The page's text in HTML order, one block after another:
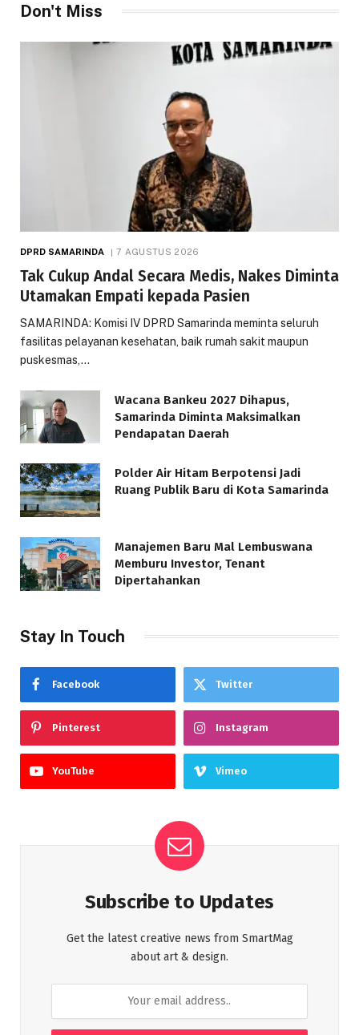
Don't Miss
DPRD SAMARINDA 7 AGUSTUS 2026
Tak Cukup Andal Secara Medis, Nakes Diminta
Utamakan Empati kepada Pasien
SAMARINDA: Komisi IV DPRD Samarinda meminta seluruh
fasilitas pelayanan kesehatan, baik rumah sakit maupun
puskesmas,…
Wacana Bankeu 2027 Dihapus,
Samarinda Diminta Maksimalkan
Pendapatan Daerah
Polder Air Hitam Berpotensi Jadi
Ruang Publik Baru di Kota Samarinda
Manajemen Baru Mal Lembuswana
Memburu Investor, Tenant
Dipertahankan
Stay In Touch
Facebook Twitter
Pinterest Instagram
YouTube Vimeo
Subscribe to Updates
Get the latest creative news from SmartMag
about art & design.